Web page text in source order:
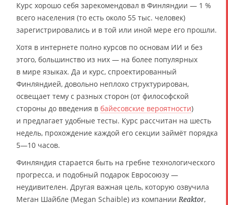
Курс хорошо себя зарекомендовал в Финляндии — 1 %
всего населения (то есть около 55 тыс. человек)
зарегистрировались и в той или иной мере его прошли.
Хотя в интернете полно курсов по основам ИИ и без
этого, большинство из них — на более популярных
в мире языках. Да и курс, спроектированный
Финляндией, довольно неплохо структурирован,
освещает тему с разных сторон (от философской
стороны до введения в байесовские вероятности)
и предлагает удобные тесты. Курс рассчитан на шесть
недель, прохождение каждой его секции займёт порядка
5—10 часов.
Финляндия старается быть на гребне технологического
прогресса, и подобный подарок Евросоюзу —
неудивителен. Другая важная цель, которую озвучила
Меган Шайбле (Megan Schaible) из компании Reaktor,